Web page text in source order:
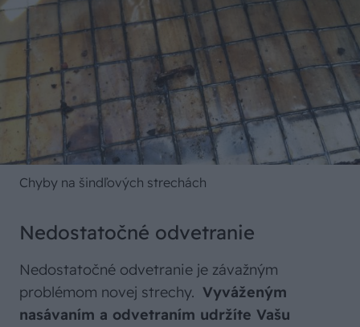
Chyby na šindľových strechách
Nedostatočné odvetranie
Nedostatočné odvetranie je závažným
problémom novej strechy. Vyváženým
nasávaním a odvetraním udržíte Vašu